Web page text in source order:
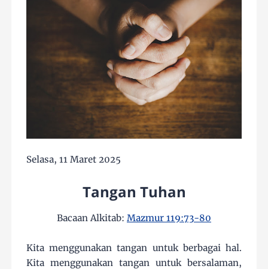
Selasa, 11 Maret 2025
Tangan Tuhan
Bacaan Alkitab: Mazmur 119:73-80
Kita menggunakan tangan untuk berbagai hal.
Kita menggunakan tangan untuk bersalaman,